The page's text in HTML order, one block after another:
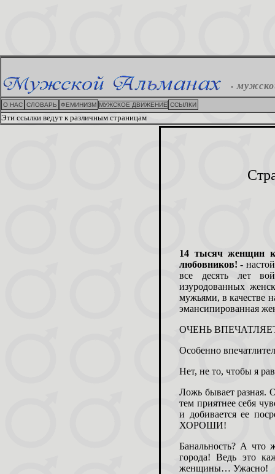
.
О НАС СЛОВАРЬ ФЕМИНИЗМ МУЖСКОЕ ДВИЖЕНИЕ ССЫЛКИ
Эти ссылки ведут к различным страницам
14 тысяч женщин
любовников!-
все десять лет
изуродованных
мужьями, в качестве
эмансипированная
ОЧЕНЬ
Особенно
Нет, не то, чтобы я
Ложь бывает разная.
тем приятнее себя
и добивается ее
ХОРОШИ!
Банальность? А что
города! Ведь это
женщины… Ужасно!